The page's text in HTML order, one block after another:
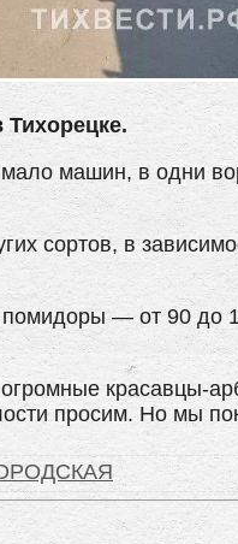
машин, в одни
сортов, в
— от 90 до
красавцы-
просим. Но мы